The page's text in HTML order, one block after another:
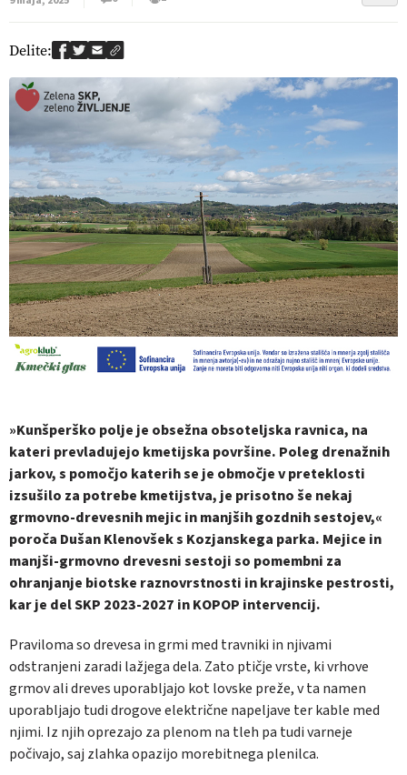
Delite:
»Kunšperško polje je obsežna obsoteljska ravnica, na
kateri prevladujejo kmetijska površine. Poleg drenažnih
jarkov, s pomočjo katerih se je območje v preteklosti
izsušilo za potrebe kmetijstva, je prisotno še nekaj
grmovno-drevesnih mejic in manjših gozdnih sestojev,«
poroča Dušan Klenovšek s Kozjanskega parka. Mejice in
manjši-grmovno drevesni sestoji so pomembni za
ohranjanje biotske raznovrstnosti in krajinske pestrosti,
kar je del SKP 2023-2027 in KOPOP intervencij.
Praviloma so drevesa in grmi med travniki in njivami
odstranjeni zaradi lažjega dela. Zato ptičje vrste, ki vrhove
grmov ali dreves uporabljajo kot lovske preže, v ta namen
uporabljajo tudi drogove električne napeljave ter kable med
njimi. Iz njih oprezajo za plenom na tleh pa tudi varneje
počivajo, saj zlahka opazijo morebitnega plenilca.